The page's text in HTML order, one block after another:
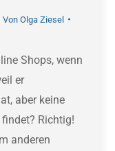
Von Olga Ziesel
Shops, wenn
er
aber keine
Richtig!
anderen